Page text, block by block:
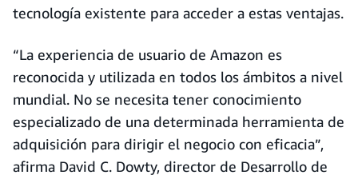
tecnología existente para acceder a estas ventajas.
“La experiencia de usuario de Amazon es
reconocida y utilizada en todos los ámbitos a nivel
mundial. No se necesita tener conocimiento
especializado de una determinada herramienta de
adquisición para dirigir el negocio con eficacia”,
afirma David C. Dowty, director de Desarrollo de